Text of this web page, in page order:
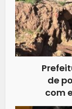
de
com